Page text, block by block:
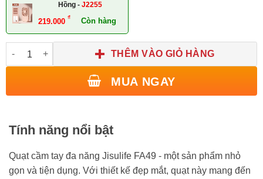
Hồng - J2255
219.000 ₫ Còn hàng
THÊM VÀO GIỎ HÀNG
MUA NGAY
Tính năng nổi bật
Quạt cầm tay đa năng Jisulife FA49 - một sản phẩm nhỏ
gọn và tiện dụng. Với thiết kế đẹp mắt, quạt này mang đến